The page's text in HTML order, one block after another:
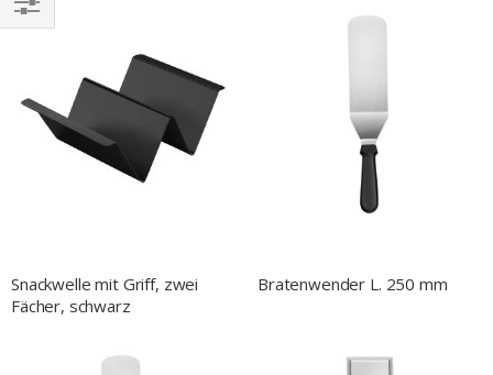
Snackwelle mit Griff, zwei
Fächer, schwarz
Bratenwender L. 250 mm
EINKAUFEN